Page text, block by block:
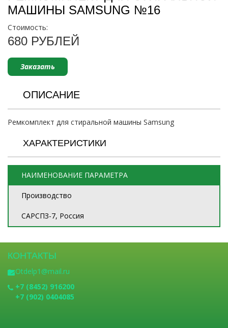
МАШИНЫ SAMSUNG №16
Стоимость:
680 РУБЛЕЙ
Заказать
ОПИСАНИЕ
Ремкомплект для стиральной машины Samsung
ХАРАКТЕРИСТИКИ
НАИМЕНОВАНИЕ ПАРАМЕТРА
Производство
САРСПЗ-7, Россия
КОНТАКТЫ
Otdelp1@mail.ru
+7 (8452) 916200
+7 (902) 0404085